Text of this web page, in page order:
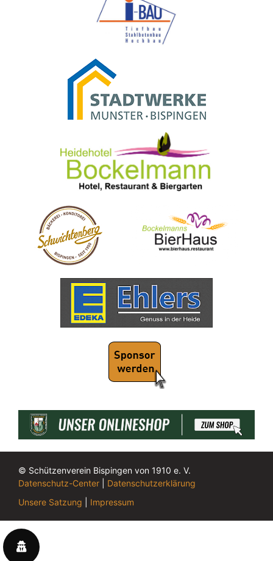
© Schützenverein Bispingen von 1910 e. V.
Datenschutz-Center
Datenschutzerklärung
Unsere Satzung
Impressum